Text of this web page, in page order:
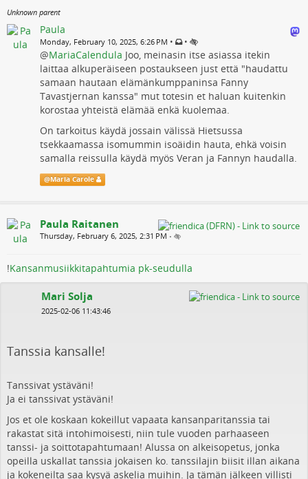
Unknown parent
Paula
Monday, February 10, 2025, 6:26 PM • •
@MariaCalendula Joo, meinasin itse asiassa itekin
laittaa alkuperäiseen postaukseen just että "haudattu
samaan hautaan elämänkumppaninsa Fanny
Tavastjernan kanssa" mut totesin et haluan kuitenkin
korostaa yhteistä elämää enkä kuolemaa.
On tarkoitus käydä jossain välissä Hietsussa
tsekkaamassa isomummin isoäidin hauta, ehkä voisin
samalla reissulla käydä myös Veran ja Fannyn haudalla.
@Maria Carole
Paula Raitanen
Thursday, February 6, 2025, 2:31 PM •
!Kansanmusiikkitapahtumia pk-seudulla
Mari Solja
2025-02-06 11:43:46
Tanssia kansalle!
Tanssivat ystäväni!
Ja ei tanssivat ystäväni!
Jos et ole koskaan kokeillut vapaata kansanparitanssia tai
rakastat sitä intohimoisesti, niin tule vuoden parhaaseen
tanssi- ja soittotapahtumaan! Alussa on alkeisopetus, jonka
opeilla uskallat tanssia jokaisen ko. tanssilajin biisit illan aikana
ja kokeneilta saa kysyä askelia muihin. Ja tämän jälkeen villisti